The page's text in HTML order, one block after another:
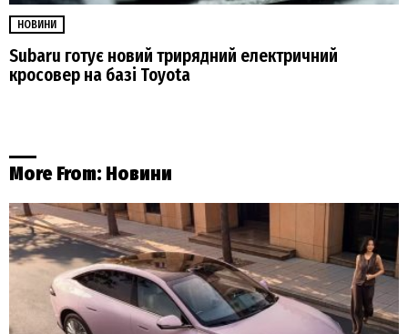
НОВИНИ
Subaru готує новий трирядний електричний
кросовер на базі Toyota
More From: Новини